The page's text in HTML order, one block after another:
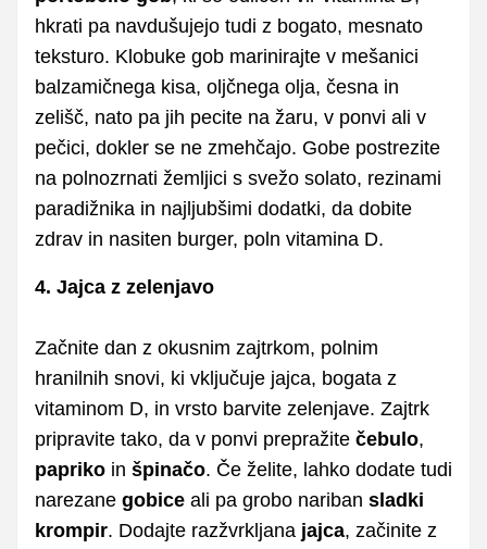
hkrati pa navdušujejo tudi z bogato, mesnato
teksturo. Klobuke gob marinirajte v mešanici
balzamičnega kisa, oljčnega olja, česna in
zelišč, nato pa jih pecite na žaru, v ponvi ali v
pečici, dokler se ne zmehčajo. Gobe postrezite
na polnozrnati žemljici s svežo solato, rezinami
paradižnika in najljubšimi dodatki, da dobite
zdrav in nasiten burger, poln vitamina D.
4. Jajca z zelenjavo
Začnite dan z okusnim zajtrkom, polnim
hranilnih snovi, ki vključuje jajca, bogata z
vitaminom D, in vrsto barvite zelenjave. Zajtrk
pripravite tako, da v ponvi prepražite čebulo,
papriko in špinačo. Če želite, lahko dodate tudi
narezane gobice ali pa grobo nariban sladki
krompir. Dodajte razžvrkljana jajca, začinite z